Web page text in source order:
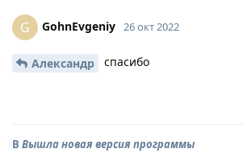
G GohnEvgeniy 26 окт 2022
Александр спасибо
В Вышла новая версия программы